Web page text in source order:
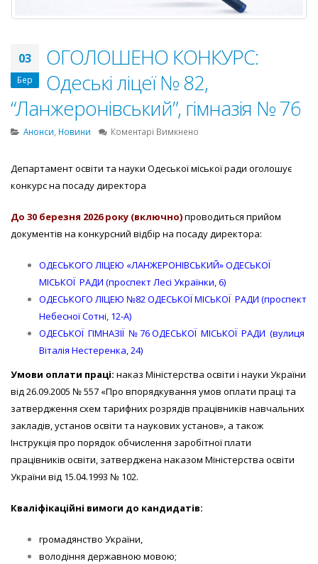
03
Бер
ОГОЛОШЕНО КОНКУРС:
Одеські ліцеї № 82,
“Ланжеронівський”, гімназія № 76
Анонси Новини Коментарі Вимкнено
Одеські
82,
“Ланжеронівський”,
76
Департамент освіти та науки Одеської міської ради оголошує
конкурс на посаду директора
До 30 березня 2026 року (включно)проводиться прийом
документів на конкурсний відбір на посаду директора:
ОДЕСЬКОГО ЛІЦЕЮ «ЛАНЖЕРОНІВСЬКИЙ» ОДЕСЬКОЇ
МІСЬКОЇ РАДИ (проспект Лесі Українки, 6)
ОДЕСЬКОГО ЛІЦЕЮ №82 ОДЕСЬКОЇ МІСЬКОЇ РАДИ (проспект
Небесної Сотні, 12-А)
ОДЕСЬКОЇ ГІМНАЗІЇ № 76 ОДЕСЬКОЇ МІСЬКОЇ РАДИ (вулиця
Віталія Нестеренка, 24)
Умови оплати праці: наказ Міністерства освіти і науки України
від 26.09.2005 № 557 «Про впорядкування умов оплати праці та
затвердження схем тарифних розрядів працівників навчальних
закладів, установ освіти та наукових установ», а також
Інструкція про порядок обчислення заробітної плати
працівників освіти, затверджена наказом Міністерства освіти
України від 15.04.1993 № 102.
Кваліфікаційні вимоги до кандидатів:
громадянство України,
володіння державною мовою;